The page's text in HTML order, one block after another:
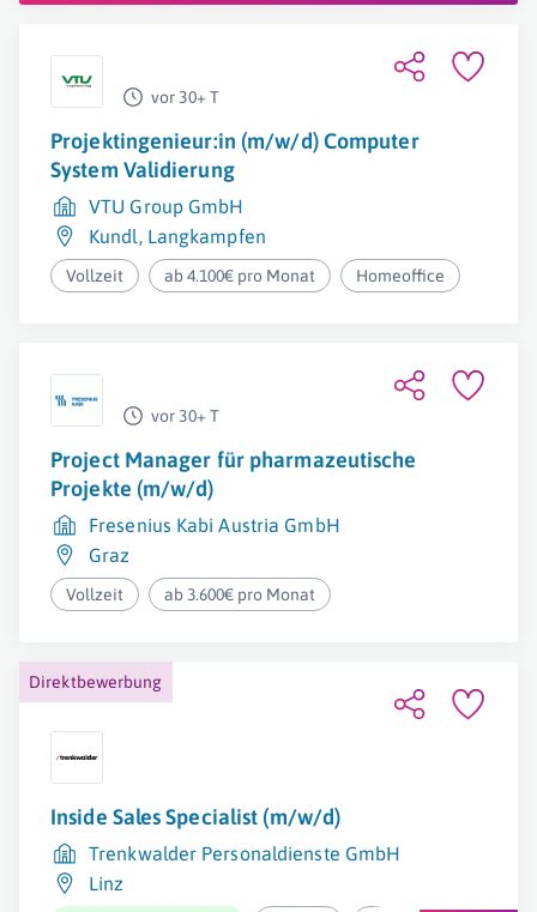
vor 30+ T
Projektingenieur:in (m/w/d) Computer
System Validierung
VTU Group GmbH
Kundl, Langkampfen
Vollzeit ab 4.100€ pro Monat Homeoffice
vor 30+ T
Project Manager für pharmazeutische
Projekte (m/w/d)
Fresenius Kabi Austria GmbH
Graz
Vollzeit ab 3.600€ pro Monat
Direktbewerbung
Inside Sales Specialist (m/w/d)
Trenkwalder Personaldienste GmbH
Linz